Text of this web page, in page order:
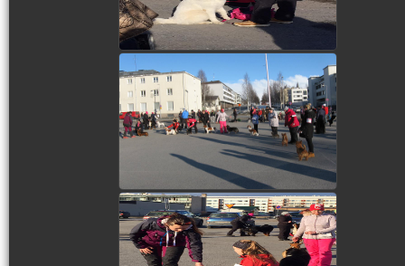
view picture
view picture